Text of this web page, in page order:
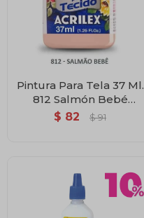
Pintura Para Tela 37 Ml.
812 Salmón Bebé
Acrilex
$ 82 $ 91